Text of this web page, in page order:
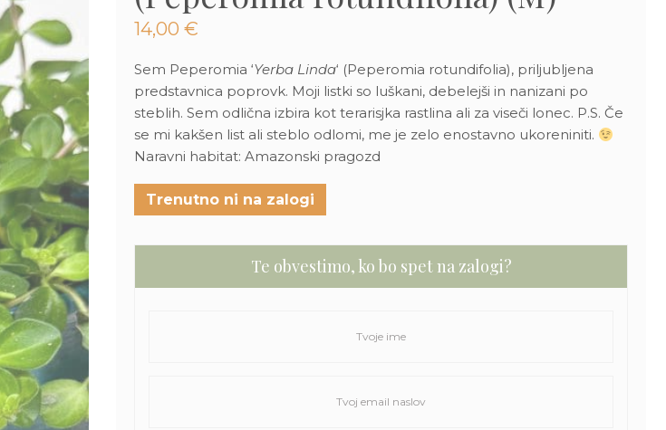
14,00 €
Sem Peperomia ‘Yerba Linda‘ (Peperomia rotundifolia), priljubljena
predstavnica poprovk. Moji listki so luškani, debelejši in nanizani po
steblih. Sem odlična izbira kot terarisjka rastlina ali za viseči lonec. P.S. Če
se mi kakšen list ali steblo odlomi, me je zelo enostavno ukoreniniti.
Naravni habitat: Amazonski pragozd
Trenutno ni na zalogi
Te obvestimo, ko bo spet na zalogi?